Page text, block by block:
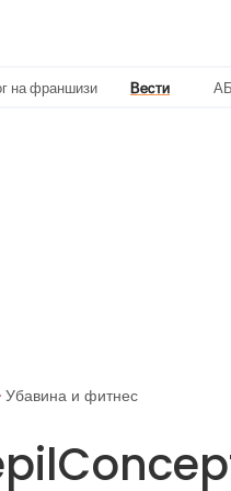
на франшизи Вести
Убавина и фитнес